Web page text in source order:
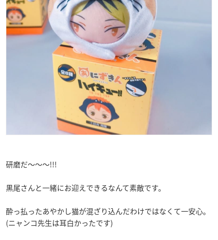
研磨だ〜〜〜!!!
黒尾さんと一緒にお迎えできるなんて素敵です。
酔っ払ったあやかし猫が混ざり込んだわけではなくて一安心。
(ニャンコ先生は耳白かったです)